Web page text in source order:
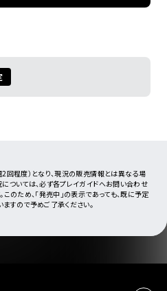
回程度）となり、現況の販売情報とは異なる場
ついては、必ず各プレイガイドへお問い合わせ
このため、「発売中」の表示であっても、既に予定
すので予めご了承ください。